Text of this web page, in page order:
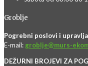
Groblje
Pogrebni poslovi i
E-mail: groblje@murs-
DEŽURNI BROJEVI ZA